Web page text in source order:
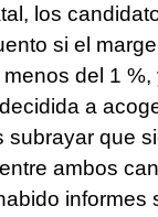
los
si el
del 1
a
subrayar que
ambos
informes